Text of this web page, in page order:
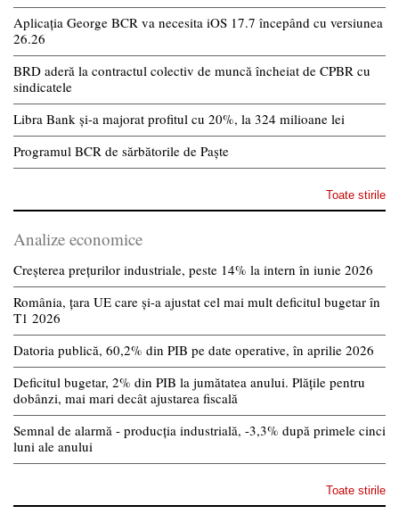
Aplicația George BCR va necesita iOS 17.7 începând cu versiunea
26.26
BRD aderă la contractul colectiv de muncă încheiat de CPBR cu
sindicatele
Libra Bank și-a majorat profitul cu 20%, la 324 milioane lei
Programul BCR de sărbătorile de Paște
Toate stirile
Analize economice
Creșterea prețurilor industriale, peste 14% la intern în iunie 2026
România, țara UE care și-a ajustat cel mai mult deficitul bugetar în
T1 2026
Datoria publică, 60,2% din PIB pe date operative, în aprilie 2026
Deficitul bugetar, 2% din PIB la jumătatea anului. Plățile pentru
dobânzi, mai mari decât ajustarea fiscală
Semnal de alarmă - producția industrială, -3,3% după primele cinci
luni ale anului
Toate stirile